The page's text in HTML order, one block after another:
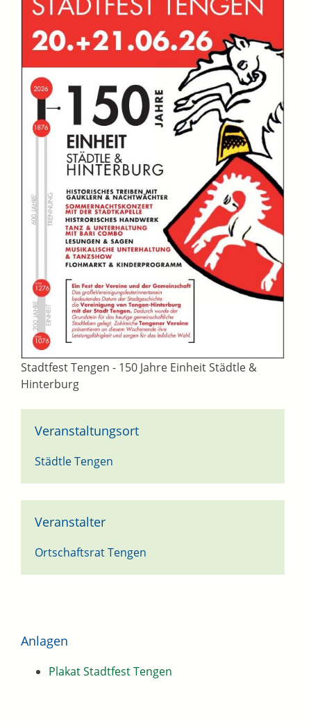
Stadtfest Tengen - 150 Jahre Einheit Städtle &
Hinterburg
Veranstaltungsort
Städtle Tengen
Veranstalter
Ortschaftsrat Tengen
Anlagen
Plakat Stadtfest Tengen